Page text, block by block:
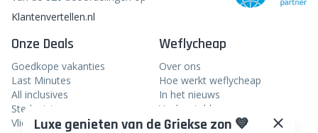
Klantenvertellen.nl
Onze Deals
Goedkope vakanties
Last Minutes
All inclusives
Stedentrips
Vliegtickets
Weflycheap
Over ons
Hoe werkt weflycheap
In het nieuws
Veelgestelde vragen
Blog
Luxe genieten van de Griekse zon 💙